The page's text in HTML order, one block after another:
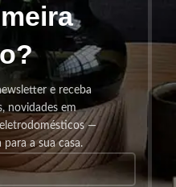
e receba
novidades em
—
a sua casa.